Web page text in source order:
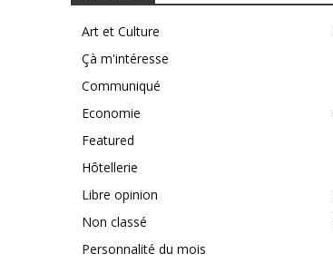
Art et Culture
Çà m'intéresse
Communiqué
Economie
Featured
Hôtellerie
Libre opinion
Non classé
Personnalité du mois